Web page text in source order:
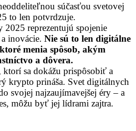
súčasťou svetovej
to len potvrdzuje.
2025 reprezentujú spojenie
inovácie. Nie sú to len digitálne
menia spôsob, akým
a dôvera.
sa dokážu prispôsobiť a
krypto prináša. Svet digitálnych
svojej najzaujímavejšej éry – a
môžu byť jej lídrami zajtra.